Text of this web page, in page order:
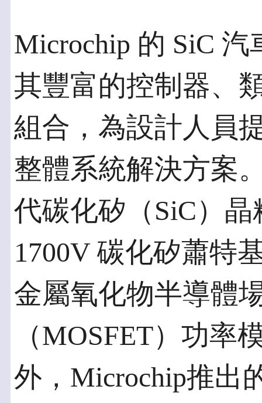
Microchip 的 SiC
其豐富的控制器、
組合，為設計人員
整體系統解決方案
代碳化矽（SiC）晶
1700V 碳化矽蕭特
金屬氧化物半導體
（MOSFET）功率
外，Microchip推出